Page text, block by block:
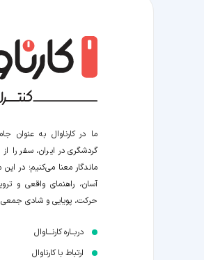
ما در کارناوال به عنوان
گردشگری در ایران، سفر را
ماندگار معنا می‌کنیم؛ در
آسان، راهنمای واقعی و
حرکت، پویایی و شادی جمعی
دربــاره کارنـــاوال
ارتباط با کارناوال